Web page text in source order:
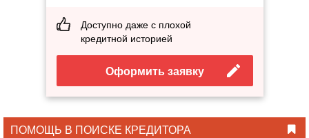
Доступно даже с плохой
кредитной историей
Оформить заявку
ПОМОЩЬ В ПОИСКЕ КРЕДИТОРА